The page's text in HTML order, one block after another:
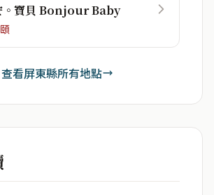
。寶貝 Bonjour Baby
查看屏東縣所有地點